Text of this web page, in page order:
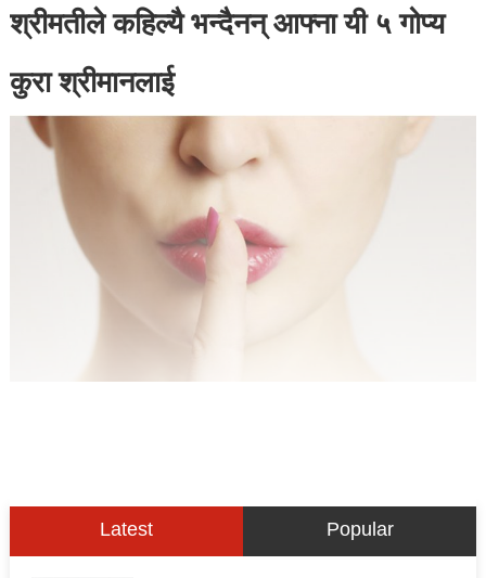
श्रीमतीले कहिल्यै भन्दैनन् आफ्ना यी ५ गोप्य
कुरा श्रीमानलाई
Latest Popular